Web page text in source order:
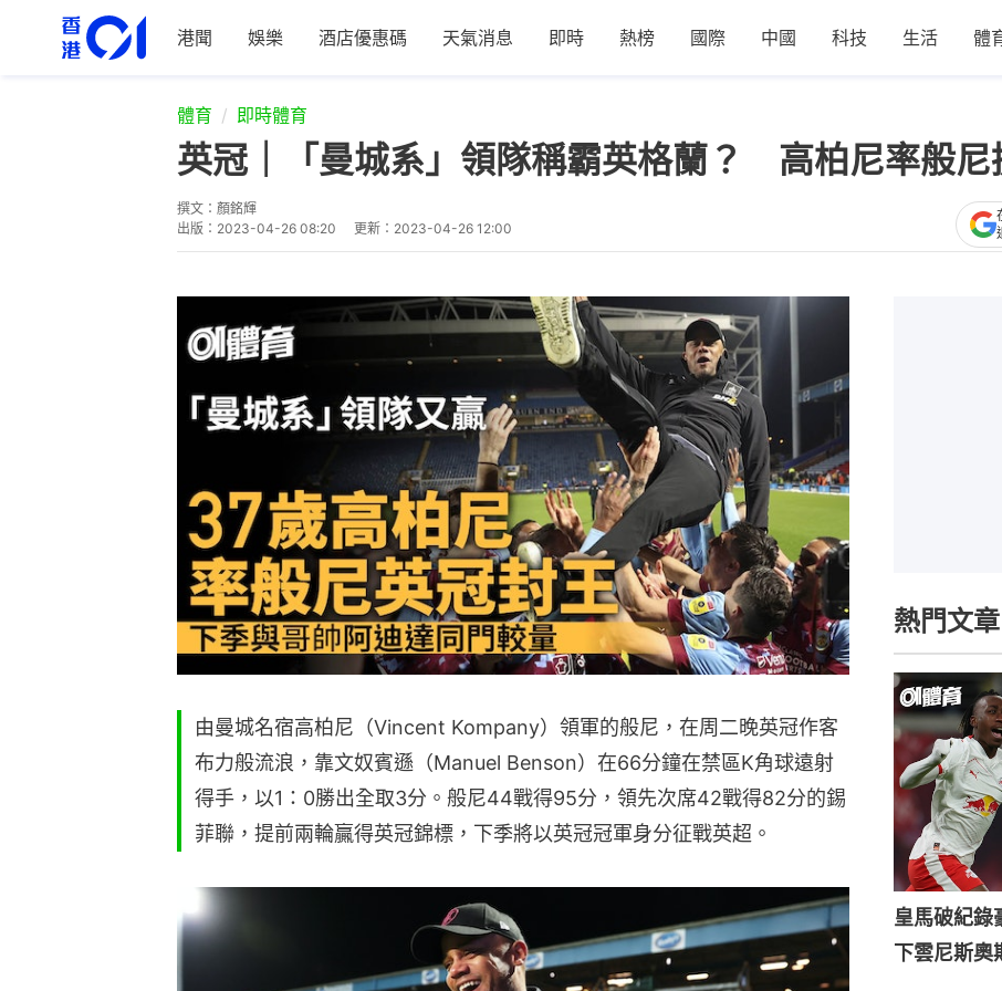
港聞 娛樂 酒店優惠碼 天氣消息 即時 熱榜 國際 中國 科技 生活 體
體育 即時體育
英冠｜「曼城系」領隊稱霸英格蘭？ 高柏尼率般尼
撰文： 顏銘輝
出版： 2023-04-26 08:20 更新： 2023-04-26 12:00
由曼城名宿高柏尼（Vincent Kompany）領軍的般尼，在周二晚英冠作客
布力般流浪，靠文奴賓遜（Manuel Benson）在66分鐘在禁區K角球遠射
得手，以1：0勝出全取3分。般尼44戰得95分，領先次席42戰得82分的錫
菲聯，提前兩輪贏得英冠錦標，下季將以英冠冠軍身分征戰英超。
熱門文章
皇馬破紀
下雲尼斯奧